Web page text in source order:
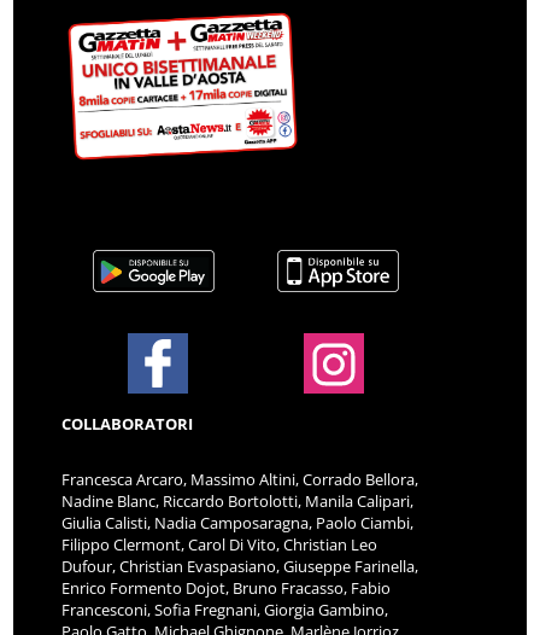
COLLABORATORI
Francesca Arcaro, Massimo Altini, Corrado Bellora,
Nadine Blanc, Riccardo Bortolotti, Manila Calipari,
Giulia Calisti, Nadia Camposaragna, Paolo Ciambi,
Filippo Clermont, Carol Di Vito, Christian Leo
Dufour, Christian Evaspasiano, Giuseppe Farinella,
Enrico Formento Dojot, Bruno Fracasso, Fabio
Francesconi, Sofia Fregnani, Giorgia Gambino,